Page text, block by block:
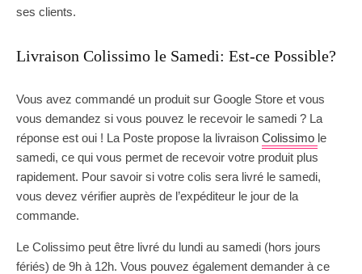
ses clients.
Livraison Colissimo le Samedi: Est-ce Possible?
Vous avez commandé un produit sur Google Store et vous
vous demandez si vous pouvez le recevoir le samedi ? La
réponse est oui ! La Poste propose la livraison Colissimo le
samedi, ce qui vous permet de recevoir votre produit plus
rapidement. Pour savoir si votre colis sera livré le samedi,
vous devez vérifier auprès de l’expéditeur le jour de la
commande.
Le Colissimo peut être livré du lundi au samedi (hors jours
fériés) de 9h à 12h. Vous pouvez également demander à ce